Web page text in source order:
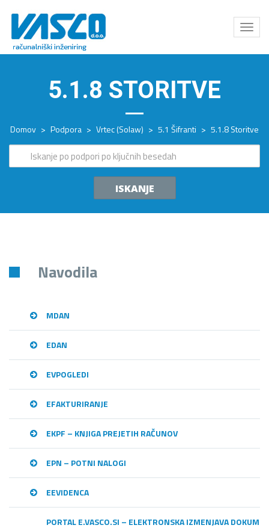
Odpri
meni
5.1.8 STORITVE
Domov > Podpora > Vrtec (Solaw) > 5.1 Šifranti > 5.1.8 Storitve
ISKANJE
Navodila
MDAN
EDAN
EVPOGLEDI
EFAKTURIRANJE
EKPF – KNJIGA PREJETIH RAČUNOV
EPN – POTNI NALOGI
EEVIDENCA
PORTAL E.VASCO.SI – ELEKTRONSKA IZMENJAVA